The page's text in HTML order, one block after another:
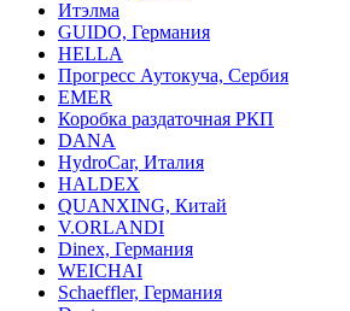
Итэлма
GUIDO, Германия
HELLA
Прогресс Аутокуча, Сербия
EMER
Коробка раздаточная РКП
DANA
HydroCar, Италия
HALDEX
QUANXING, Китай
V.ORLANDI
Dinex, Германия
WEICHAI
Schaeffler, Германия